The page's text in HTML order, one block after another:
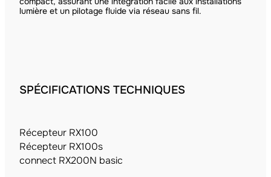
lumière et un pilotage fluide via réseau sans fil.
SPÉCIFICATIONS TECHNIQUES
Récepteur RX100
Récepteur RX100s
connect RX200N basic